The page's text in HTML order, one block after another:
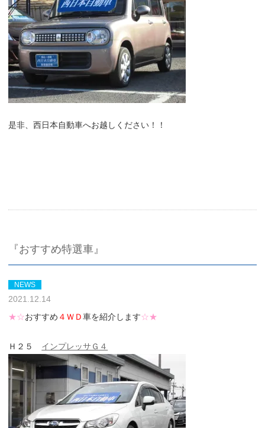
是非、西日本自動車へお越しください！！
『おすすめ特選車』
NEWS
2021.12.14
★☆おすすめ ４ＷＤ車を紹介します☆★
Ｈ２５ インプレッサＧ４